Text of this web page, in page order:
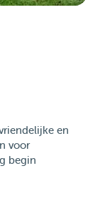
en
voor
begin